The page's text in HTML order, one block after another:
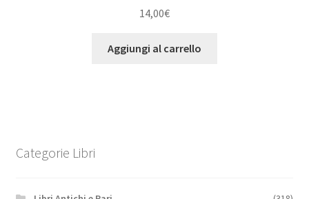
14,00€
Aggiungi al carrello
Categorie Libri